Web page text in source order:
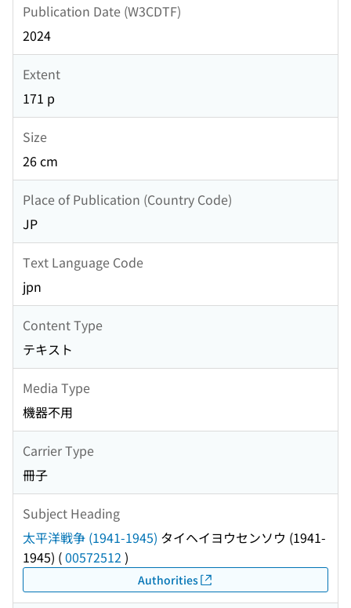
Publication Date (W3CDTF)
2024
Extent
171 p
Size
26 cm
Place of Publication (Country Code)
JP
Text Language Code
jpn
Content Type
テキスト
Media Type
機器不用
Carrier Type
冊子
Subject Heading
太平洋戦争 (1941-1945) タイヘイヨウセンソウ (1941-
1945) (00572512 )
Authorities